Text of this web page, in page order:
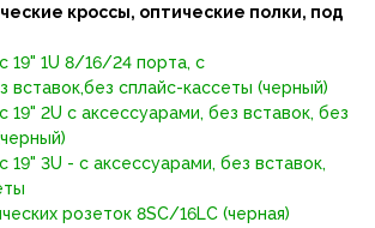
кроссы, оптические полки, под
19" 1U 8/16/24 порта, с
вставок,без сплайс-кассеты (черный)
19" 2U с аксессуарами, без вставок, без
19" 3U - с аксессуарами, без вставок,
розеток 8SC/16LC (черная)